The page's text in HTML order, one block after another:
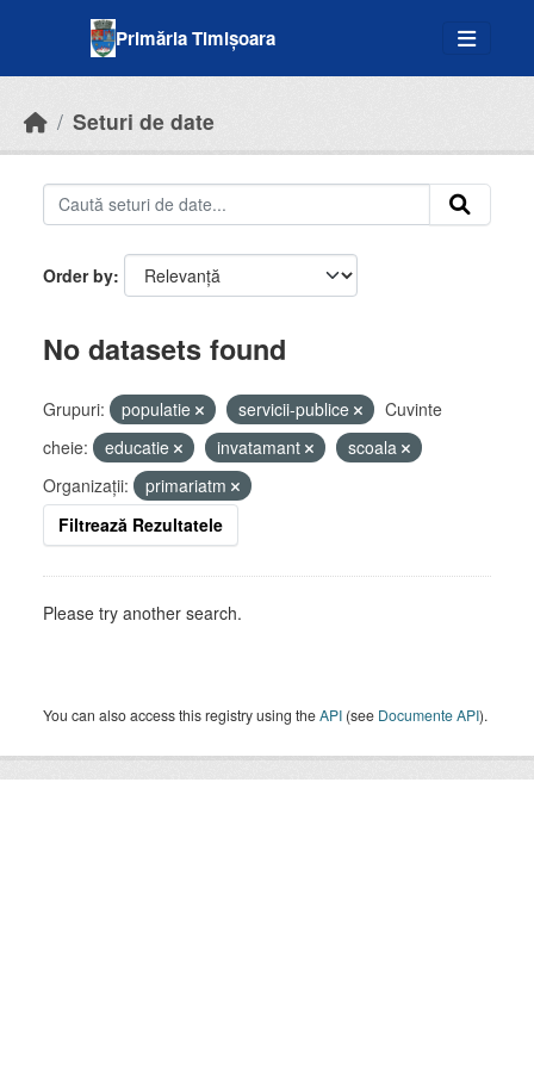
Primăria Timișoara
Seturi de date
Order by
No datasets found
Grupuri: populatie servicii-publice
Cuvinte
cheie:
educatie invatamant
scoala
Organizații:
primariatm
Filtrează Rezultatele
Please try another search.
You can also access this registry using theAPI (see Documente API).